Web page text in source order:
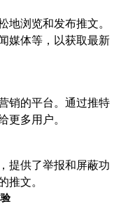
地浏览和发布推文。
媒体等，以获取最新
销的平台。通过推特
更多用户。
提供了举报和屏蔽功
推文。